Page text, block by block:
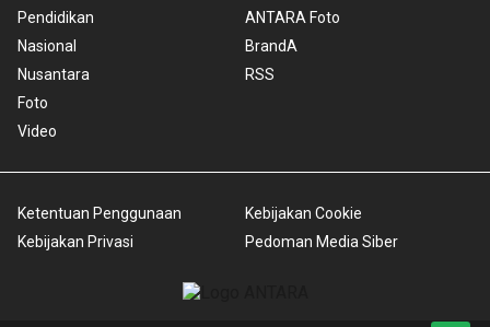
Pendidikan
Nasional
Nusantara
Foto
Video
ANTARA Foto
BrandA
RSS
Ketentuan Penggunaan
Kebijakan Privasi
Kebijakan Cookie
Pedoman Media Siber